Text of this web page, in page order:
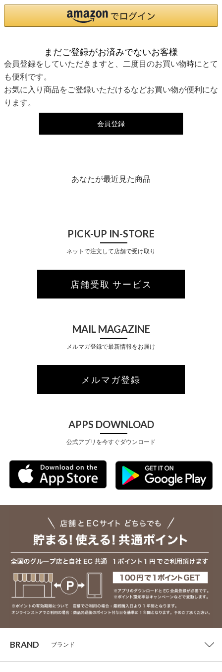
まだご登録がお済みでないお客様
会員登録をしていただきますと、二度目のお買い物時にとて
も便利です。
お気に入り商品をご登録いただけるなどお買い物が便利にな
ります。
会員登録
あなたが最近見た商品
PICK-UP IN-STORE
ネットで注文して店舗で受け取り
店舗受取 サービス
MAIL MAGAZINE
メルマガ登録で最新情報をお届け
メルマガ登録
APPS DOWNLOAD
公式アプリを今すぐダウンロード
BRAND ブランド